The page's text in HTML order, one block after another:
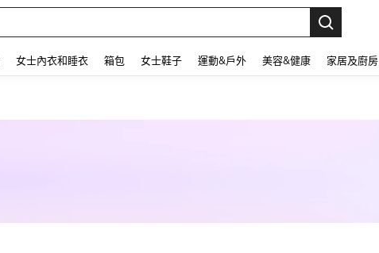
女士內衣和睡衣 箱包 女士鞋子 運動&戶外 美容&健康 家居及廚房